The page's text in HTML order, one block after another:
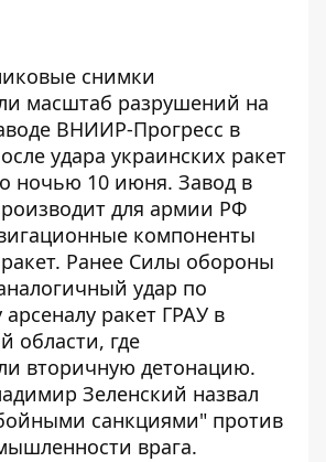
снимки
масштаб разрушений на
ВНИИР-Прогресс в
удара украинских ракет
ночью 10 июня. Завод в
для армии РФ
компоненты
Ранее Силы обороны
удар по
ракет ГРАУ в
области, где
вторичную детонацию.
Зеленский назвал
санкциями" против
врага.